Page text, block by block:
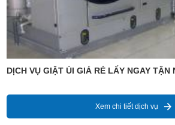
DỊCH VỤ GIẶT ỦI GIÁ RẺ LẤY NGAY TẬN
Xem chi tiết dịch vụ